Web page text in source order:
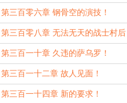
震!
第三百零六章 钢骨空的演技！
第三百零八章 无法无天的战士村后
代！
第三百一十章 久违的萨乌罗！
第三百一十二章 故人见面！
第三百一十四章 新的要求！